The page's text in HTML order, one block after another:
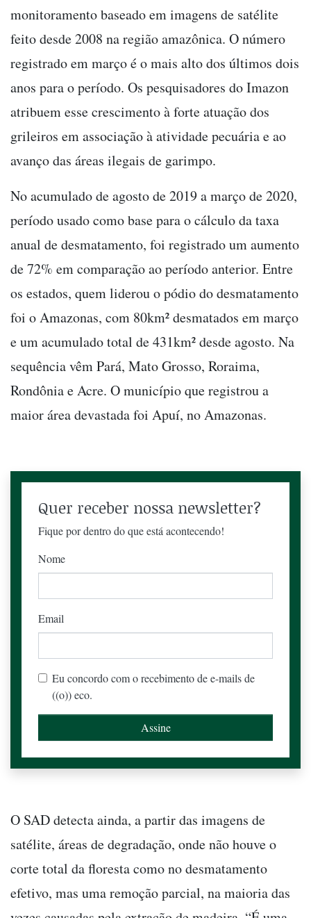
monitoramento baseado em imagens de satélite
feito desde 2008 na região amazônica. O número
registrado em março é o mais alto dos últimos dois
anos para o período. Os pesquisadores do Imazon
atribuem esse crescimento à forte atuação dos
grileiros em associação à atividade pecuária e ao
avanço das áreas ilegais de garimpo.
No acumulado de agosto de 2019 a março de 2020,
período usado como base para o cálculo da taxa
anual de desmatamento, foi registrado um aumento
de 72% em comparação ao período anterior. Entre
os estados, quem liderou o pódio do desmatamento
foi o Amazonas, com 80km² desmatados em março
e um acumulado total de 431km² desde agosto. Na
sequência vêm Pará, Mato Grosso, Roraima,
Rondônia e Acre. O município que registrou a
maior área devastada foi Apuí, no Amazonas.
Quer receber nossa newsletter?
Fique por dentro do que está acontecendo!
Nome
Email
Eu concordo com o recebimento de e-mails de
((o)) eco.
O SAD detecta ainda, a partir das imagens de
satélite, áreas de degradação, onde não houve o
corte total da floresta como no desmatamento
efetivo, mas uma remoção parcial, na maioria das